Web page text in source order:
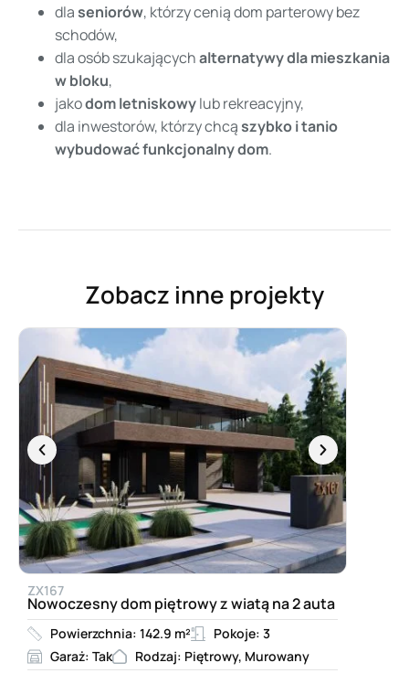
dlaseniorów, którzy cenią dom parterowy bez
schodów,
dla osób szukającychalternatywy dla mieszkania
w bloku,
jakodom letniskowylub rekreacyjny,
dla inwestorów, którzy chcąszybko i tanio
wybudować funkcjonalny dom.
Zobacz inne projekty
ZX167
Nowoczesny dom piętrowy z wiatą na 2 auta
Powierzchnia: 142.9 m²
Pokoje: 3
Garaż: Tak
Rodzaj: Piętrowy, Murowany